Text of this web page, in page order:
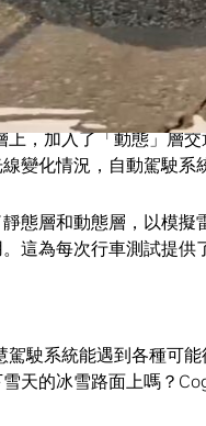
層面。第一層是「靜態
成真實城市的立體數位
、車道標線、交通號誌
，加入了「動態」層
變化情況，自動駕駛系
態層和動態層，以模
這為每次行車測試提供
駛系統能遇到各種可
天的冰雪路面上嗎？